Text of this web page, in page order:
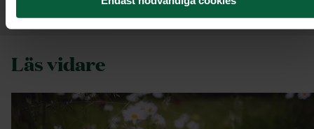
Läs vidare